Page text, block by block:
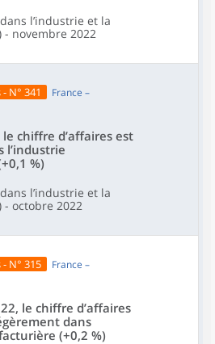
l’industrie et la
- novembre 2022
N° 341
France –
chiffre d’affaires est
l’industrie
%)
l’industrie et la
- octobre 2022
N° 315
France –
le chiffre d’affaires
dans
(+0,2 %)